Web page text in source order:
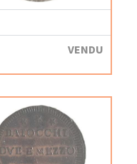
VENDU